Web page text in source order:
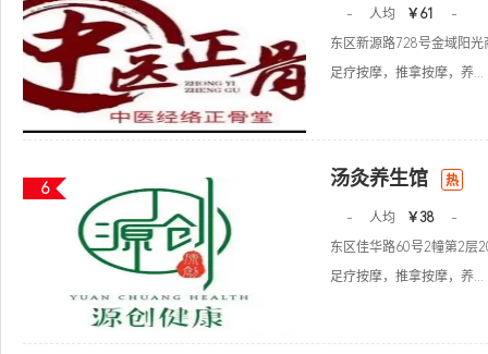
- 人均 ￥61
-
东区新源路728号金域阳
足疗按摩，推拿按摩，养...
6 汤灸养生馆 热
- 人均 ￥38
-
东区佳华路60号2幢第2层
足疗按摩，推拿按摩，养...